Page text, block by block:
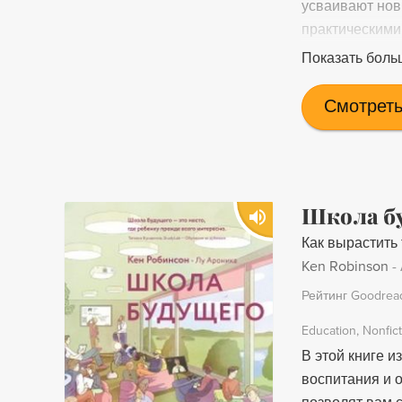
усваивают
учебного
Показать
Школа
Как
Ken Robinson -
Рейтинг
Education
В этой книге
воспитания и